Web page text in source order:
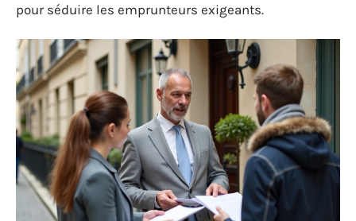
pour séduire les emprunteurs exigeants.